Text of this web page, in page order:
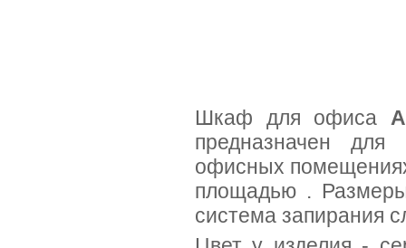
Шкаф для офиса
предназначен для
офисных
площадью .
система запирания